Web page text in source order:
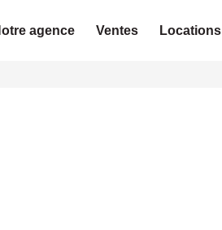
agence Ventes Locations